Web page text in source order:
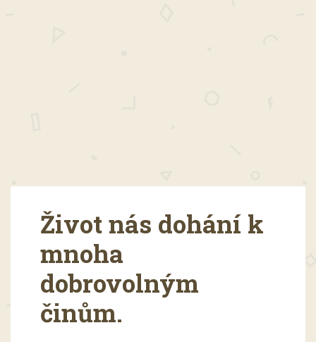
Život nás dohání k
mnoha
dobrovolným
činům.